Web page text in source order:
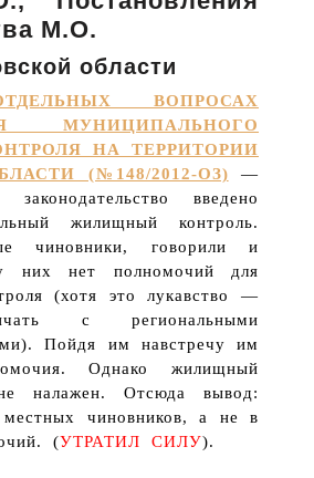
М.О.
области
ВОПРОСАХ
МУНИЦИПАЛЬНОГО
НА ТЕРРИТОРИИ
(№148/2012-ОЗ) —
введено
жилищный контроль.
чиновники, говорили и
них нет полномочий для
(хотя это лукавство —
с региональными
Пойдя им навстречу им
Однако жилищный
налажен. Отсюда вывод:
местных чиновников, а не в
(УТРАТИЛ СИЛУ).